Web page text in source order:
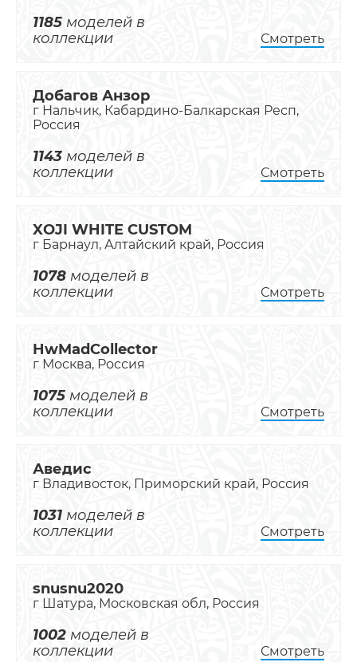
1185 моделей в
коллекции
Смотреть
Добагов Анзор
г Нальчик, Кабардино-Балкарская Респ,
Россия
1143 моделей в
коллекции
Смотреть
XOJI WHITE CUSTOM
г Барнаул, Алтайский край, Россия
1078 моделей в
коллекции
Смотреть
HwMadCollector
г Москва, Россия
1075 моделей в
коллекции
Смотреть
Аведис
г Владивосток, Приморский край, Россия
1031 моделей в
коллекции
Смотреть
snusnu2020
г Шатура, Московская обл, Россия
1002 моделей в
коллекции
Смотреть